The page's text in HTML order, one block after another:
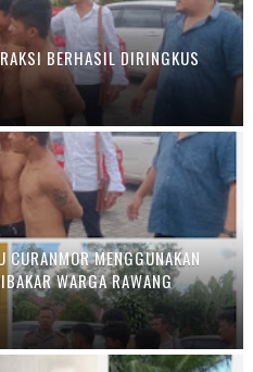
BERHASIL DIRINGKUS
CURANMOR MENGGUNAKAN
WARGA RAWANG